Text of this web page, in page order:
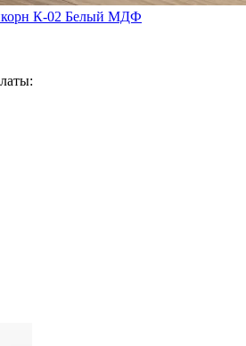
К-02 Белый МДФ